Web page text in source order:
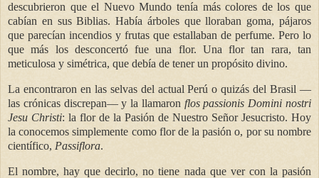
descubrieron que el Nuevo Mundo tenía más colores de los que
cabían en sus Biblias. Había árboles que lloraban goma, pájaros
que parecían incendios y frutas que estallaban de perfume. Pero lo
que más los desconcertó fue una flor. Una flor tan rara, tan
meticulosa y simétrica, que debía de tener un propósito divino.
La encontraron en las selvas del actual Perú o quizás del Brasil —
las crónicas discrepan— y la llamaron flos passionis Domini nostri
Jesu Christi: la flor de la Pasión de Nuestro Señor Jesucristo. Hoy
la conocemos simplemente como flor de la pasión o, por su nombre
científico, Passiflora.
El nombre, hay que decirlo, no tiene nada que ver con la pasión